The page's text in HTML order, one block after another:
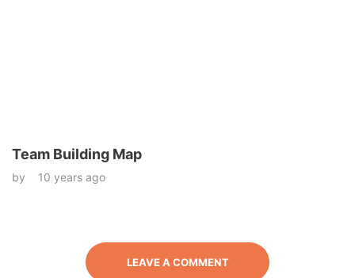
Team Building Map
by 10 years ago
LEAVE A COMMENT